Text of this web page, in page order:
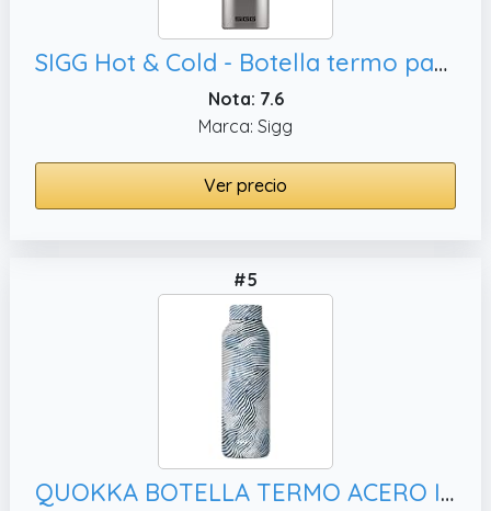
SIGG Hot & Cold - Botella termo para beber ONE, botella termo para exteriores con una sola mano
Nota: 7.6
Marca: Sigg
Ver precio
#5
QUOKKA BOTELLA TERMO ACERO INOXIDABLE SOLID ZEN 850 ML